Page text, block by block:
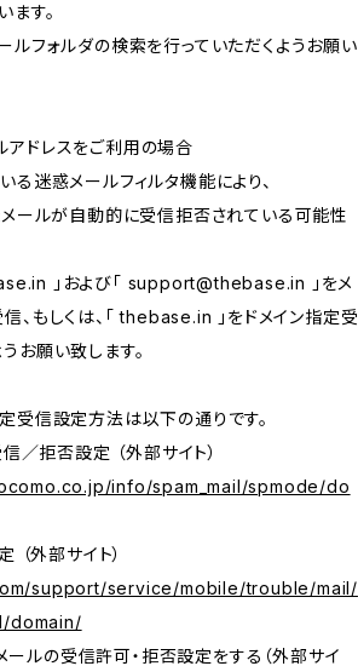
ます。
ルフォルダの検索を行っていただくようお願い
ドレスをご利用の場合
る迷惑メールフィルタ機能により、
ールが自動的に受信拒否されている可能性
」および「 support@thebase.in
」をメ
、もしくは、「 thebase.in 」をドメイン指定受
お願い致します。
受信設定方法は以下の通りです。
拒否設定 （外部サイト）
info/spam_mail/spmode/do
外部サイト）
support/service/mobile/trouble/mail/
domain/
ルの受信許可・拒否設定をする（外部サイ